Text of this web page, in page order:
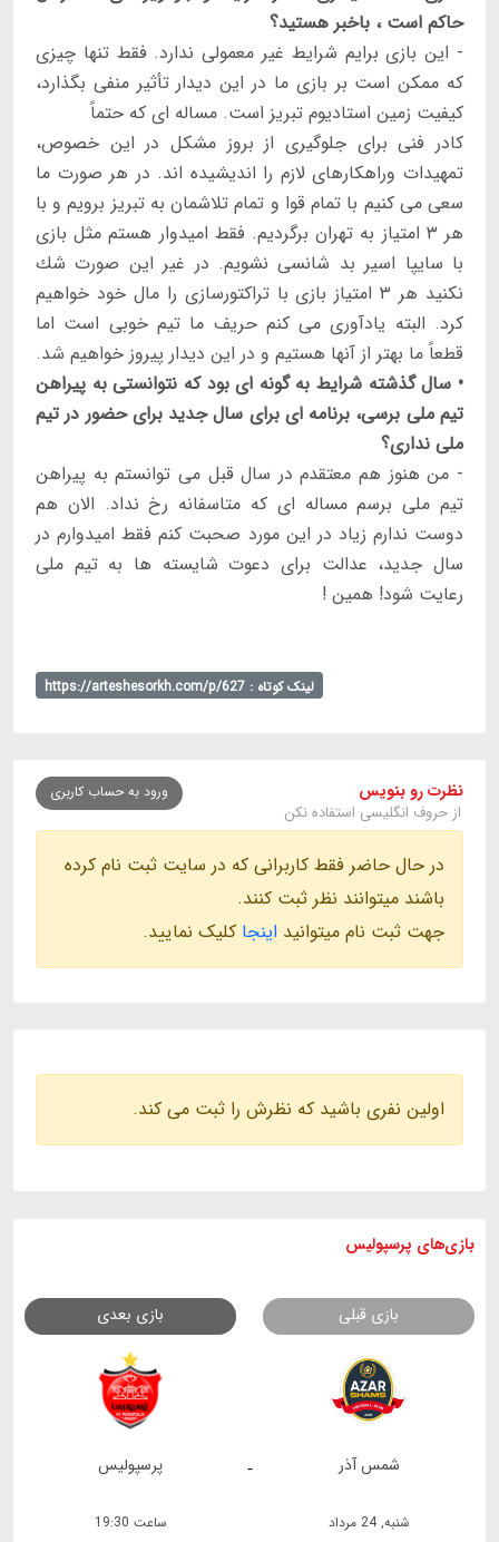
حاكم است ، باخبر هستيد؟
- اين بازى برايم شرايط غير معمولى ندارد. فقط تنها چيزى
كه ممكن است بر بازى ما در اين ديدار تأثير منفى بگذارد،
كيفيت زمين استاديوم تبريز است. مساله اى كه حتماً
كادر فنى براى جلوگيرى از بروز مشكل در اين خصوص،
تمهيدات وراهكارهاى لازم را انديشيده اند. در هر صورت ما
سعى مى كنيم با تمام قوا و تمام تلاشمان به تبريز برويم و با
هر ۳ امتياز به تهران برگرديم. فقط اميدوار هستم مثل بازى
با سايپا اسير بد شانسى نشويم. در غير اين صورت شك
نكنيد هر ۳ امتياز بازى با تراكتورسازى را مال خود خواهيم
كرد. البته يادآورى مى كنم حريف ما تيم خوبى است اما
قطعاً ما بهتر از آنها هستيم و در اين ديدار پيروز خواهيم شد.
• سال گذشته شرايط به گونه اى بود كه نتوانستى به پيراهن
تيم ملى برسى، برنامه اى براى سال جديد براى حضور در تيم
ملى ندارى؟
- من هنوز هم معتقدم در سال قبل مى توانستم به پيراهن
تيم ملى برسم مساله اى كه متاسفانه رخ نداد. الان هم
دوست ندارم زياد در اين مورد صحبت كنم فقط اميدوارم در
سال جديد، عدالت براى دعوت شايسته ها به تيم ملى
رعايت شود! همين !
لینک کوتاه : https://arteshesorkh.com/p/627
نظرت رو بنویس
از حروف انگلیسی استفاده نکن
ورود به حساب کاربری
در حال حاضر فقط کاربرانی که در سایت ثبت نام کرده
باشند میتوانند نظر ثبت کنند.
جهت ثبت نام میتوانید اینجا کلیک نمایید.
اولین نفری باشید که نظرش را ثبت می کند.
بازی های پرسپولیس
بازی قبلی بازی بعدی
- شمس آذر پرسپولیس
شنبه, 24 مرداد ساعت 19:30